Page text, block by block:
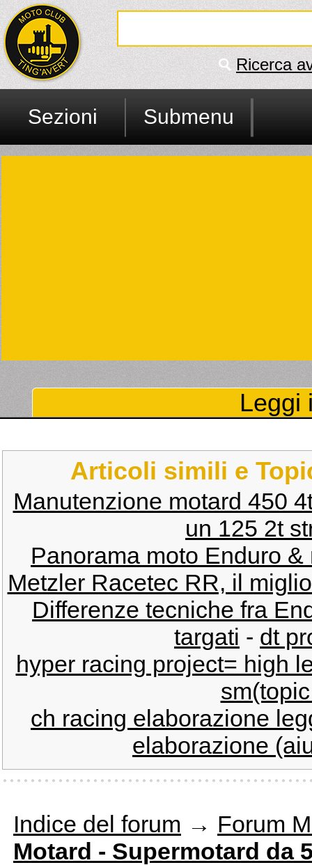
Ricerca
Sezioni Submenu
Leggi
Articoli simili e
Manutenzione motard 450
un 125 2t
Panorama moto Enduro
Metzler Racetec RR, il
Differenze tecniche fra
targati - dt
hyper racing project= high
ch racing elaborazione
elaborazione
Indice del forum → Forum
Motard - Supermotard da